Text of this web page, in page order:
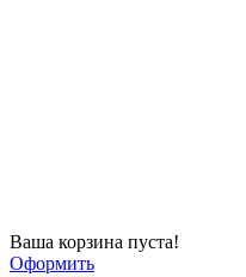
Ваша корзина пуста!
Оформить